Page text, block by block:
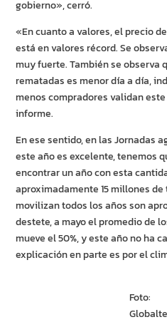
gobierno», cerró.
«En cuanto a valores, el precio
está en valores récord. Se
muy fuerte. También se observa
rematadas es menor día a día,
menos compradores validan
informe.
En ese sentido, en las Jornadas
este año es excelente, tenemos
encontrar un año con esta
aproximadamente 15 millones
movilizan todos los años son
destete, a mayo el promedio de
mueve el 50%, y este año no ha
explicación en parte es por el
Foto: